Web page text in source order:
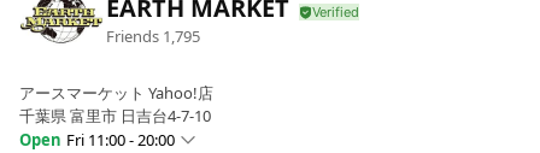
EARTH MARKET
Friends 1,795
アースマーケット Yahoo!店
千葉県 富里市 日吉台4-7-10
Open Fri 11:00 - 20:00